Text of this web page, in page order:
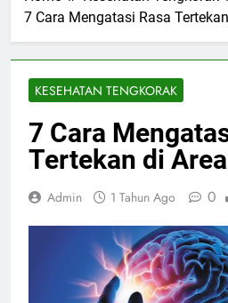
7 Cara Mengatasi Rasa
KESEHATAN TENGKORAK
7 Cara
Tertekan di
Admin 1 Tahun Ago 0